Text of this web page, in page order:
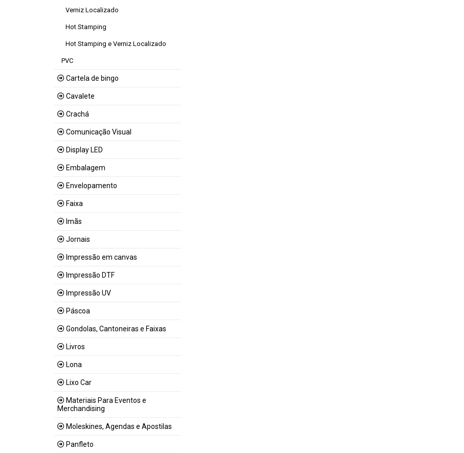
Verniz Localizado
Hot Stamping
Hot Stamping e Verniz Localizado
PVC
Cartela de bingo
Cavalete
Crachá
Comunicação Visual
Display LED
Embalagem
Envelopamento
Faixa
Imãs
Jornais
Impressão em canvas
Impressão DTF
Impressão UV
Páscoa
Gondolas, Cantoneiras e Faixas
Livros
Lona
Lixo Car
Materiais Para Eventos e
Merchandising
Moleskines, Agendas e Apostilas
Panfleto